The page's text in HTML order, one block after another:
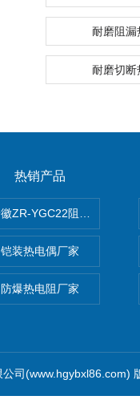
耐磨阻漏
耐磨切断
热销产品
ZR-YGC22阻燃硅橡胶电
铠装热电偶厂家
防爆热电阻厂家
司(www.hgybxl86.com)